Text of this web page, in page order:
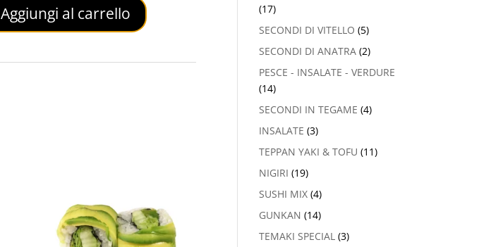
Aggiungi al carrello
(17)
SECONDI DI VITELLO (5)
SECONDI DI ANATRA (2)
PESCE - INSALATE - VERDURE
(14)
SECONDI IN TEGAME (4)
INSALATE (3)
TEPPAN YAKI & TOFU (11)
NIGIRI (19)
SUSHI MIX (4)
GUNKAN (14)
TEMAKI SPECIAL (3)